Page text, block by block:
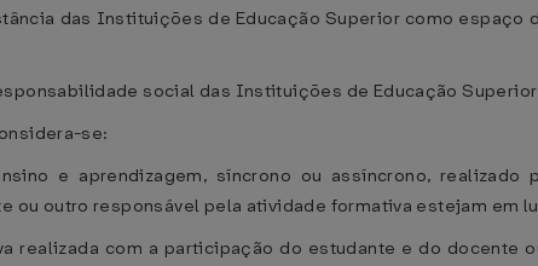
das Instituições de Educação Superior como
social das Instituições de Educação
se:
e aprendizagem, síncrono ou assíncrono,
ou outro responsável pela atividade formativa estejam em
com a participação do estudante e do docente